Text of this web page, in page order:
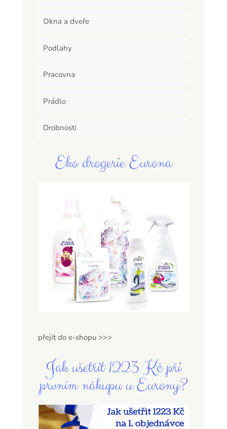
Okna a dveře
Podlahy
Pracovna
Prádlo
Drobnosti
Eko drogerie Eurona
přejít do e-shopu >>>
Jak ušetřit 1223 Kč při
prvním nákupu u Eurony?